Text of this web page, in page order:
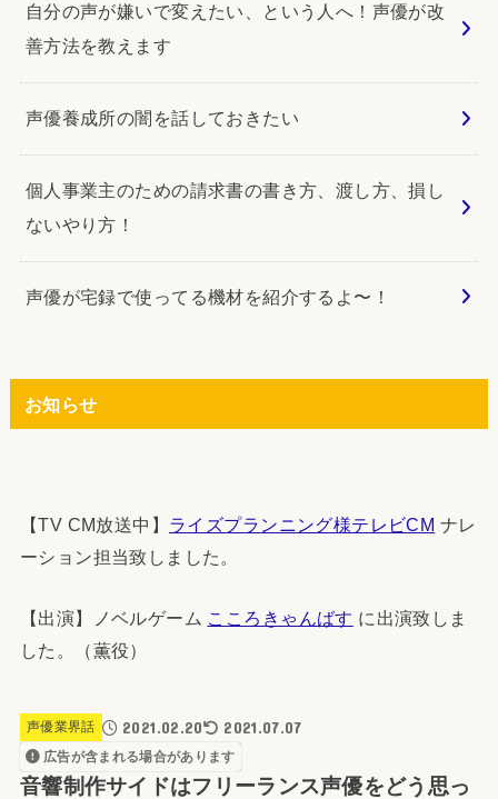
自分の声が嫌いで変えたい、という人へ！声優が改
善方法を教えます
声優養成所の闇を話しておきたい
個人事業主のための請求書の書き方、渡し方、損し
ないやり方！
声優が宅録で使ってる機材を紹介するよ〜！
お知らせ
【TV CM放送中】 ライズプランニング様テレビCM ナレ
ーション担当致しました。
【出演】ノベルゲーム こころきゃんばす に出演致しま
した。（薫役）
声優業界話 2021.02.20 2021.07.07
広告が含まれる場合があります
音響制作サイドはフリーランス声優をどう思っ